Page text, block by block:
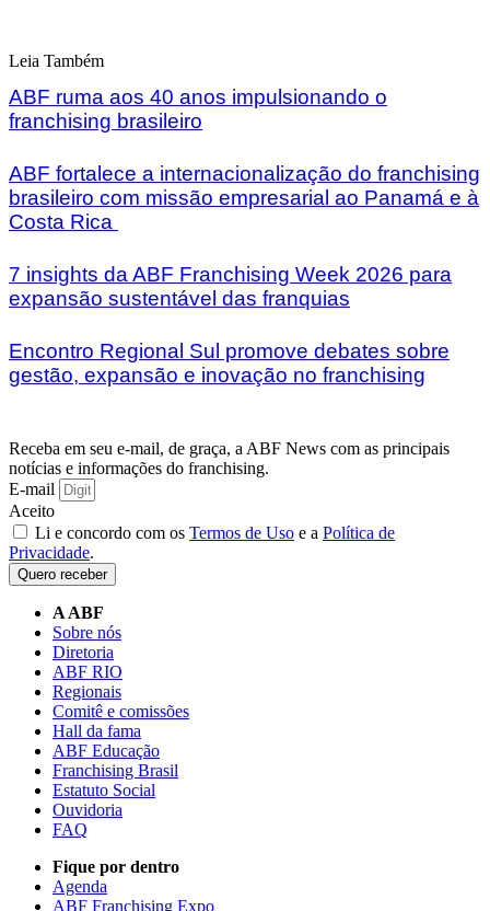
Leia Também
ABF ruma aos 40 anos impulsionando o
franchising brasileiro
ABF fortalece a internacionalização do franchising
brasileiro com missão empresarial ao Panamá e à
Costa Rica
7 insights da ABF Franchising Week 2026 para
expansão sustentável das franquias
Encontro Regional Sul promove debates sobre
gestão, expansão e inovação no franchising
Receba em seu e-mail, de graça, a ABF News com as principais
notícias e informações do franchising.
E-mail
Aceito
Li e concordo com os Termos de Uso e a Política de
Privacidade.
Quero receber
A ABF
Sobre nós
Diretoria
ABF RIO
Regionais
Comitê e comissões
Hall da fama
ABF Educação
Franchising Brasil
Estatuto Social
Ouvidoria
FAQ
Fique por dentro
Agenda
ABF Franchising Expo